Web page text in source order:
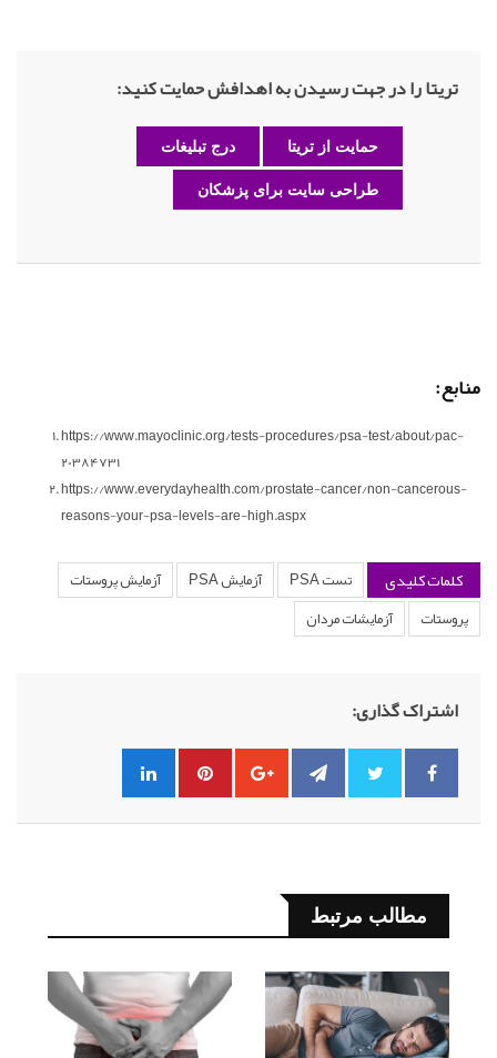
تریتا را در جهت رسیدن به اهدافش حمایت کنید:
حمایت از تریتا درج تبلیغات
طراحی سایت برای پزشکان
منابع:
https://www.mayoclinic.org/tests-procedures/psa-test/about/pac-
20384731
https://www.everydayhealth.com/prostate-cancer/non-cancerous-
reasons-your-psa-levels-are-high.aspx
کلمات کلیدی تست PSA آزمایش PSA
آزمایش پروستات
پروستات
آزمایشات مردان
اشتراک گذاری:
مطالب مرتبط